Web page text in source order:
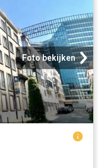
Foto bekijken